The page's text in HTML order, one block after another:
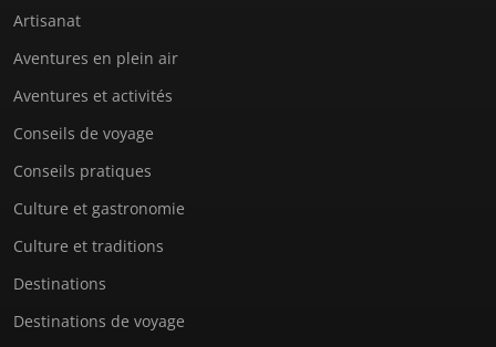
Artisanat
Aventures en plein air
Aventures et activités
Conseils de voyage
Conseils pratiques
Culture et gastronomie
Culture et traditions
Destinations
Destinations de voyage